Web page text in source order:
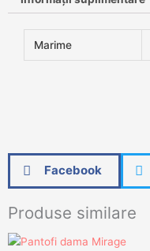
Marime
Facebook
Produse similare